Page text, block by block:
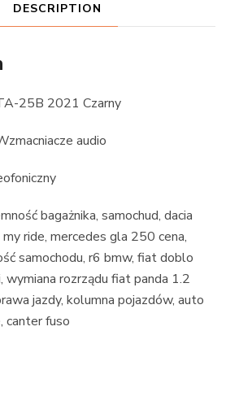
DESCRIPTION
25B 2021 Czarny
audio
bagażnika, samochud, dacia
ride, mercedes gla 250 cena,
samochodu, r6 bmw, fiat doblo
wymiana rozrządu fiat panda 1.2
jazdy, kolumna pojazdów, auto
canter fuso